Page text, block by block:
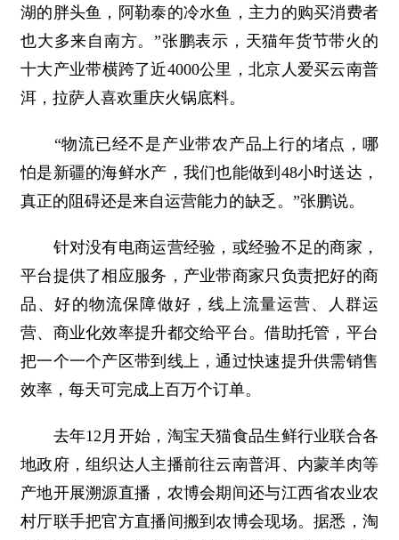
湖的胖头鱼，阿勒泰的冷水鱼，主力的购买消费者
也大多来自南方。”张鹏表示，天猫年货节带火的
十大产业带横跨了近4000公里，北京人爱买云南普
洱，拉萨人喜欢重庆火锅底料。
“物流已经不是产业带农产品上行的堵点，哪
怕是新疆的海鲜水产，我们也能做到48小时送达，
真正的阻碍还是来自运营能力的缺乏。”张鹏说。
针对没有电商运营经验，或经验不足的商家，
平台提供了相应服务，产业带商家只负责把好的商
品、好的物流保障做好，线上流量运营、人群运
营、商业化效率提升都交给平台。借助托管，平台
把一个一个产区带到线上，通过快速提升供需销售
效率，每天可完成上百万个订单。
去年12月开始，淘宝天猫食品生鲜行业联合各
地政府，组织达人主播前往云南普洱、内蒙羊肉等
产地开展溯源直播，农博会期间还与江西省农业农
村厅联手把官方直播间搬到农博会现场。据悉，淘